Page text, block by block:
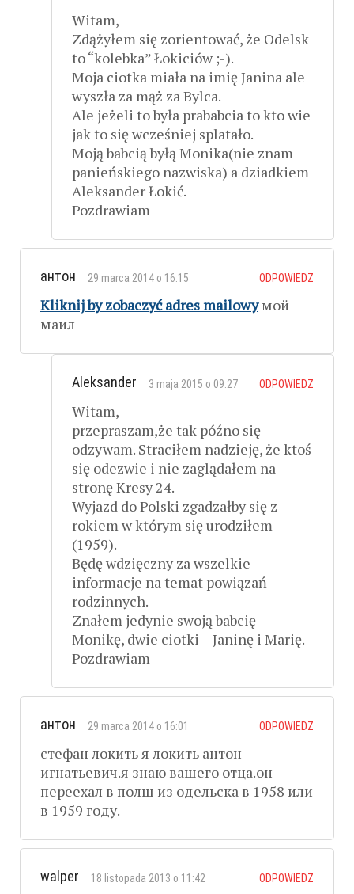
Witam,
Zdążyłem się zorientować, że Odelsk
to “kolebka” Łokiciów ;-).
Moja ciotka miała na imię Janina ale
wyszła za mąż za Bylca.
Ale jeżeli to była prababcia to kto wie
jak to się wcześniej splatało.
Moją babcią byłą Monika(nie znam
panieńskiego nazwiska) a dziadkiem
Aleksander Łokić.
Pozdrawiam
антон 29 marca 2014 o 16:15 ODPOWIEDZ
Kliknij by zobaczyć adres mailowyмой
маил
Aleksander 3 maja 2015 o 09:27 ODPOWIEDZ
Witam,
przepraszam,że tak późno się
odzywam. Straciłem nadzieję, że ktoś
się odezwie i nie zaglądałem na
stronę Kresy 24.
Wyjazd do Polski zgadzałby się z
rokiem w którym się urodziłem
(1959).
Będę wdzięczny za wszelkie
informacje na temat powiązań
rodzinnych.
Znałem jedynie swoją babcię –
Monikę, dwie ciotki – Janinę i Marię.
Pozdrawiam
антон 29 marca 2014 o 16:01 ODPOWIEDZ
стефан локить я локить антон
игнатьевич.я знаю вашего отца.он
переехал в полш из одельска в 1958 или
в 1959 году.
walper 18 listopada 2013 o 11:42 ODPOWIEDZ